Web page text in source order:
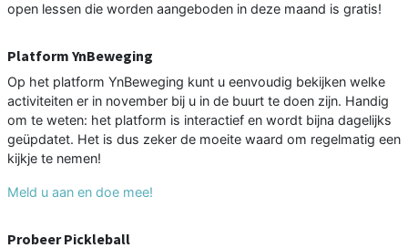
open lessen die worden aangeboden in deze maand is gratis!
Platform YnBeweging
Op het platform YnBeweging kunt u eenvoudig bekijken welke
activiteiten er in november bij u in de buurt te doen zijn. Handig
om te weten: het platform is interactief en wordt bijna dagelijks
geüpdatet. Het is dus zeker de moeite waard om regelmatig een
kijkje te nemen!
Meld u aan en doe mee!
Probeer Pickleball